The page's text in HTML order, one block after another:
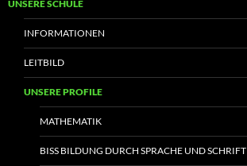
UNSERE SCHULE
INFORMATIONEN
LEITBILD
UNSERE PROFILE
MATHEMATIK
BISS BILDUNG DURCH SPRACHE UND SCHRIFT